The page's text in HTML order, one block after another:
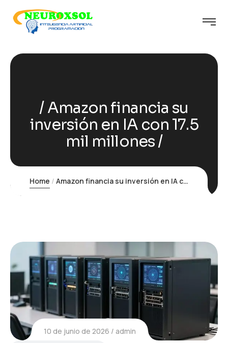
Amazon financia su
inversión en IA con 17.5
mil millones
Home Amazon financia su inversión en IA con 17.5 mil millones
10 de junio de 2026
admin